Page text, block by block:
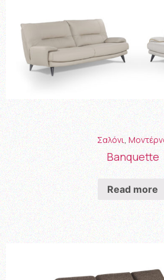
Σαλόνι,
Banquette
Read more